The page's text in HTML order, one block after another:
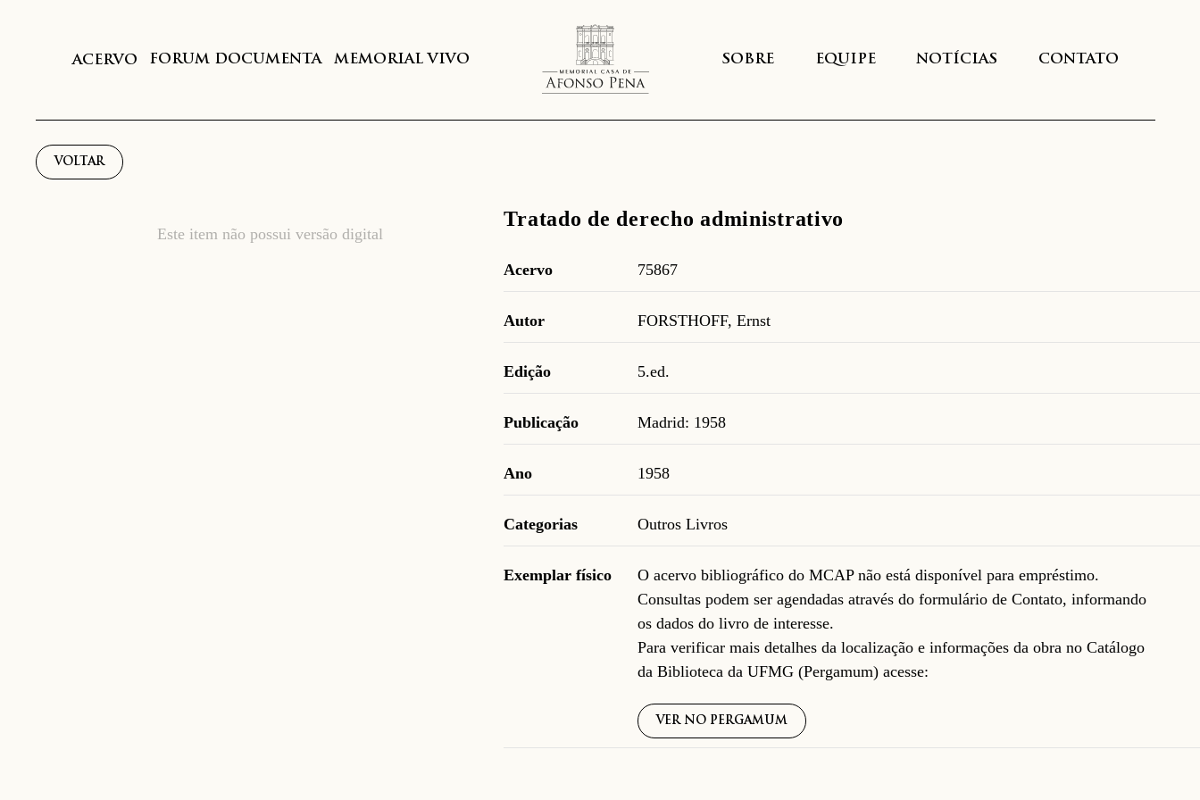
ACERVO FORUM DOCUMENTA MEMORIAL VIVO SOBRE EQUIPE NOTÍCIAS CONTATO
VOLTAR
Este item não possui versão digital
Tratado de derecho administrativo
Acervo 75867
Autor FORSTHOFF, Ernst
Edição 5.ed.
Publicação Madrid: 1958
Ano 1958
Categorias Outros Livros
Exemplar físico
O acervo bibliográfico do MCAP não está disponível para empréstimo.
Consultas podem ser agendadas através do formulário deContato, informando
os dados do livro de interesse.
Para verificar mais detalhes da localização e informações da obra no Catálogo
da Biblioteca da UFMG (Pergamum) acesse:
VER NO PERGAMUM